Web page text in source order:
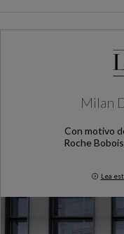
Milan
Con motivo
Roche
Lea